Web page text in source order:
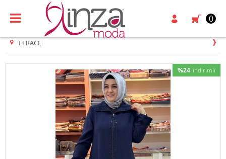
0
FERACE
%24 indirimli